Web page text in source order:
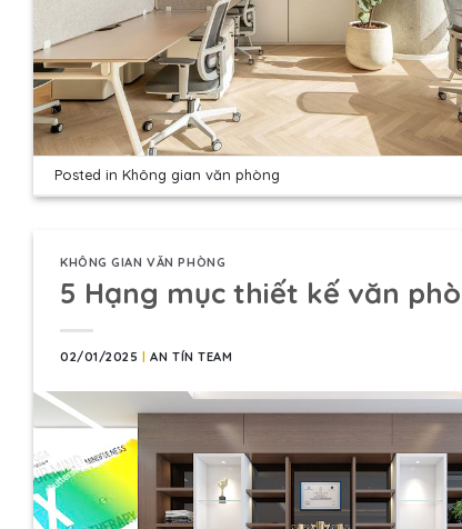
Posted inKhông gian văn phòng
KHÔNG GIAN VĂN PHÒNG
5 Hạng mục thiết kế văn
02/01/2025 |AN TÍN TEAM